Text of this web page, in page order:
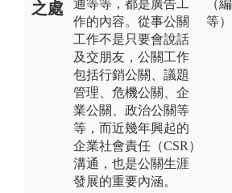
之處
通等等，都是廣告工
作的內容。從事公關
工作不是只要會說話
及交朋友，公關工作
包括行銷公關、議題
管理、危機公關、企
業公關、政治公關等
等，而近幾年興起的
企業社會責任（CSR）
溝通，也是公關生涯
發展的重要內涵。
（
等）